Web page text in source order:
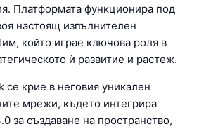
Платформата функционира под
настоящ изпълнителен
който играе ключова роля в
ѝ развитие и растеж.
крие в неговия уникален
мрежи, където интегрира
за създаване на пространство,